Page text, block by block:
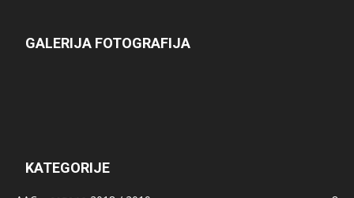
GALERIJA FOTOGRAFIJA
KATEGORIJE